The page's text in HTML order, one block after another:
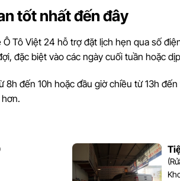
tốt nhất đến đây
Tô Việt 24 hỗ trợ đặt lịch hẹn qua số
đặc biệt vào các ngày cuối tuần hoặc
8h đến 10h hoặc đầu giờ chiều từ 13h